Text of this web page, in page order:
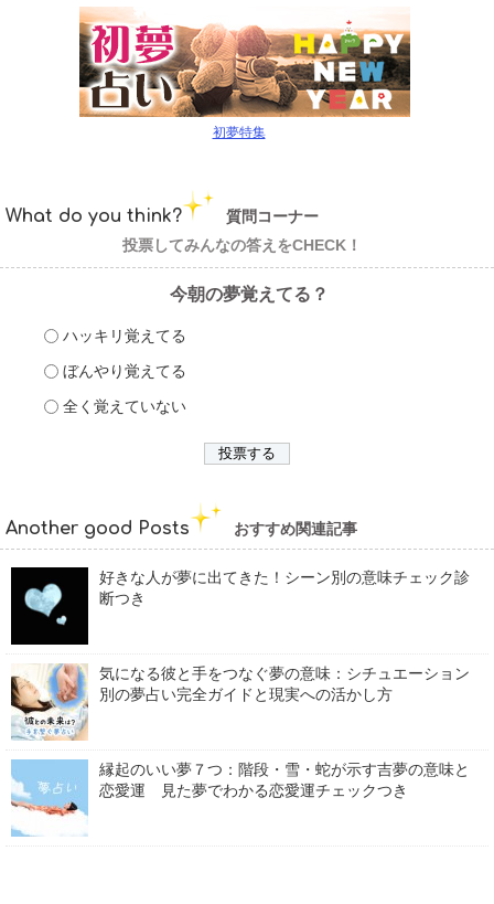
初夢特集
What do you think?
質問コーナー
投票してみんなの答えをCHECK！
今朝の夢覚えてる？
ハッキリ覚えてる
ぼんやり覚えてる
全く覚えていない
Another good Posts おすすめ関連記事
好きな人が夢に出てきた！シーン別の意味チェック診
断つき
気になる彼と手をつなぐ夢の意味：シチュエーション
別の夢占い完全ガイドと現実への活かし方
縁起のいい夢７つ：階段・雪・蛇が示す吉夢の意味と
恋愛運 見た夢でわかる恋愛運チェックつき